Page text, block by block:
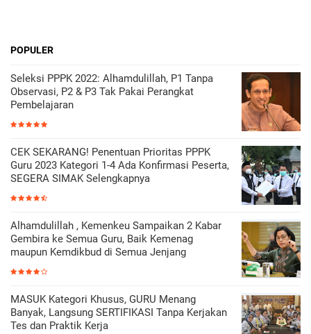
POPULER
Seleksi PPPK 2022: Alhamdulillah, P1 Tanpa
Observasi, P2 & P3 Tak Pakai Perangkat
Pembelajaran
CEK SEKARANG! Penentuan Prioritas PPPK
Guru 2023 Kategori 1-4 Ada Konfirmasi Peserta,
SEGERA SIMAK Selengkapnya
Alhamdulillah , Kemenkeu Sampaikan 2 Kabar
Gembira ke Semua Guru, Baik Kemenag
maupun Kemdikbud di Semua Jenjang
MASUK Kategori Khusus, GURU Menang
Banyak, Langsung SERTIFIKASI Tanpa Kerjakan
Tes dan Praktik Kerja